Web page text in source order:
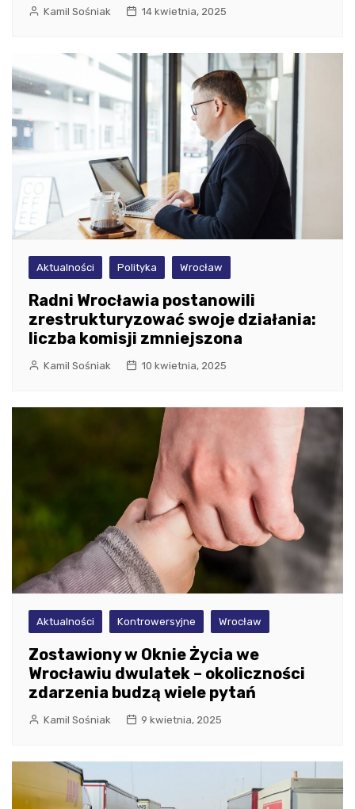
Kamil Sośniak 14 kwietnia, 2025
Aktualności Polityka Wrocław
Radni Wrocławia postanowili
zrestrukturyzować swoje działania:
liczba komisji zmniejszona
Kamil Sośniak 10 kwietnia, 2025
Aktualności Kontrowersyjne Wrocław
Zostawiony w Oknie Życia we
Wrocławiu dwulatek – okoliczności
zdarzenia budzą wiele pytań
Kamil Sośniak 9 kwietnia, 2025